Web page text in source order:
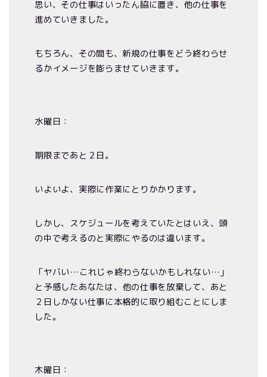
思い、その仕事はいったん脇に置き、他の仕事を
進めていきました。
もちろん、その間も、新規の仕事をどう終わらせ
るかイメージを膨らませていきます。
水曜日：
期限まであと２日。
いよいよ、実際に作業にとりかかります。
しかし、スケジュールを考えていたとはいえ、頭
の中で考えるのと実際にやるのは違います。
「ヤバい…これじゃ終わらないかもしれない…」
と予感したあなたは、他の仕事を放棄して、あと
２日しかない仕事に本格的に取り組むことにしま
した。
木曜日：